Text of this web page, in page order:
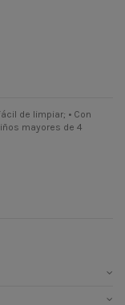
de limpiar; • Con
mayores de 4